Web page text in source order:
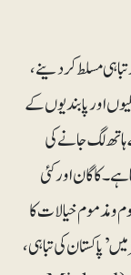
مسلط کردینے،
اور پابندیوں کے
ہاتھ لگ جانے کی
ہے۔ کاگان اور کئی
و مذموم خیالات کا
ٹائمز میں’پاکستان کی تباہی،